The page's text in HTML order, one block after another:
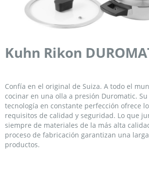
Kuhn Rikon
Confía en el original de Suiza. A todo el
cocinar en una olla a presión Duromatic.
tecnología en constante perfección ofrece
requisitos de calidad y seguridad. Lo que
siempre de materiales de la más alta
proceso de fabricación garantizan una
productos.